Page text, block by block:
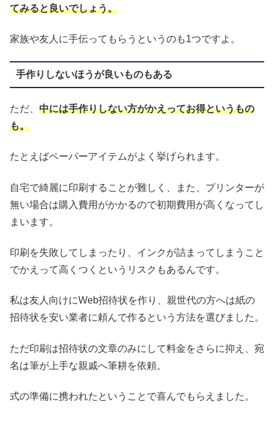
てみると良いでしょう。
家族や友人に手伝ってもらうというのも1つですよ。
手作りしないほうが良いものもある
ただ、 中には手作りしない方がかえってお得というもの
も。
たとえばペーパーアイテムがよく挙げられます。
自宅で綺麗に印刷することが難しく、また、プリンターが
無い場合は購入費用がかかるので初期費用が高くなってし
まいます。
印刷を失敗してしまったり、インクが詰まってしまうこと
でかえって高くつくというリスクもあるんです。
私は友人向けにWeb招待状を作り、親世代の方へは紙の
招待状を安い業者に頼んで作るという方法を選びました。
ただ印刷は招待状の文章のみにして料金をさらに抑え、宛
名は筆が上手な親戚へ筆耕を依頼。
式の準備に携われたということで喜んでもらえました。